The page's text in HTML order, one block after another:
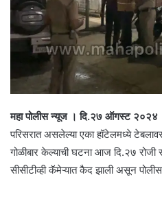
महा पोलीस न्यूज । दि.२७ ऑगस्ट २०२४
परिसरात असलेल्या एका हॉटेलमध्ये
गोळीबार केल्याची घटना आज दि.२७ रोजी
सीसीटीव्ही कॅमेऱ्यात कैद झाली असून